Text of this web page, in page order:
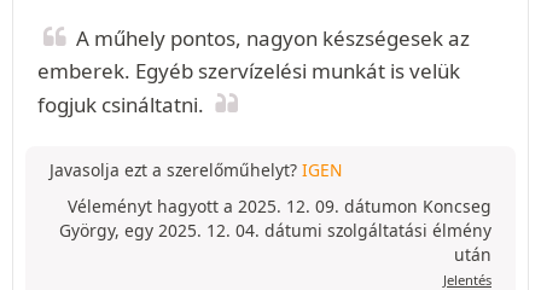
A műhely pontos, nagyon készségesek az
emberek. Egyéb szervízelési munkát is velük
fogjuk csináltatni.
Javasolja ezt a szerelőműhelyt? IGEN
Véleményt hagyott a 2025. 12. 09. dátumon Koncseg
György, egy 2025. 12. 04. dátumi szolgáltatási élmény
után
Jelentés